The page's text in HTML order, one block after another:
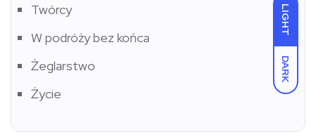
LIGHT
DARK
Twórcy
W podróży bez końca
Żeglarstwo
Życie